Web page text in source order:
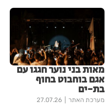
מאות בני נוער חגגו עם
אגם בוחבוט בחוף
בת-ים
מערכת האתר 27.07.26